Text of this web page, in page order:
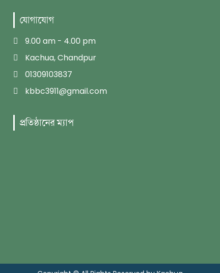
যোগাযোগ
9.00 am - 4.00 pm
Kachua, Chandpur
01309103837
kbbc3911@gmail.com
প্রতিষ্ঠানের ম্যাপ